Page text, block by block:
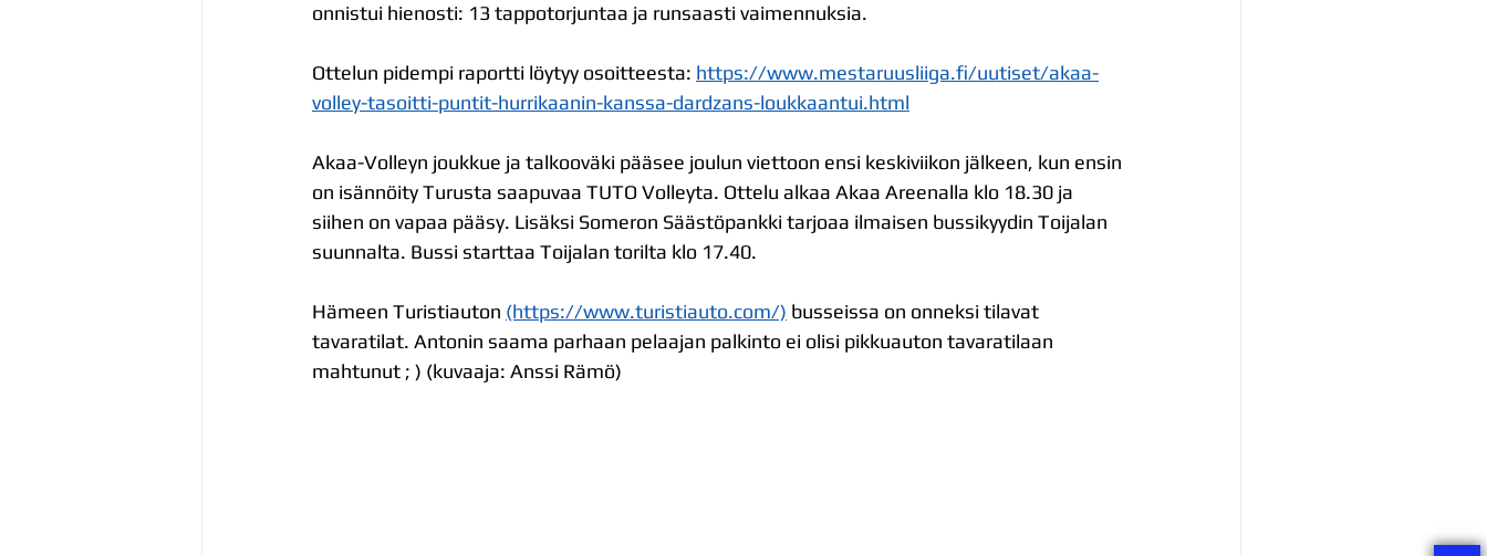
onnistui hienosti: 13 tappotorjuntaa ja runsaasti vaimennuksia.
Ottelun pidempi raportti löytyy osoitteesta: https://www.mestaruusliiga.fi/uutiset/akaa-
volley-tasoitti-puntit-hurrikaanin-kanssa-dardzans-loukkaantui.html
Akaa-Volleyn joukkue ja talkooväki pääsee joulun viettoon ensi keskiviikon jälkeen, kun ensin
on isännöity Turusta saapuvaa TUTO Volleyta. Ottelu alkaa Akaa Areenalla klo 18.30 ja
siihen on vapaa pääsy. Lisäksi Someron Säästöpankki tarjoaa ilmaisen bussikyydin Toijalan
suunnalta. Bussi starttaa Toijalan torilta klo 17.40.
Hämeen Turistiauton (https://www.turistiauto.com/) busseissa on onneksi tilavat
tavaratilat. Antonin saama parhaan pelaajan palkinto ei olisi pikkuauton tavaratilaan
mahtunut ; ) (kuvaaja: Anssi Rämö)